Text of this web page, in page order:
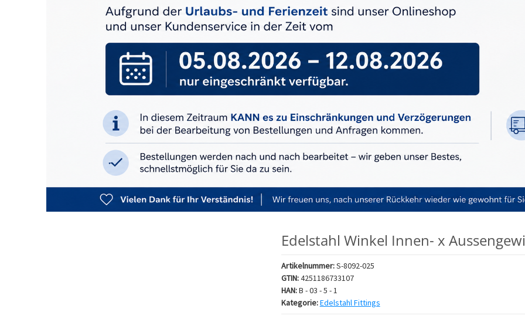
Edelstahl Winkel Innen- x
Artikelnummer:S-8092-025
GTIN:4251186733107
HAN:B - 03 - 5 - 1
Kategorie:Edelstahl Fittings